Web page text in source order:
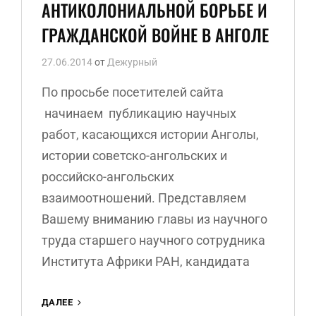
АНТИКОЛОНИАЛЬНОЙ БОРЬБЕ И
ГРАЖДАНСКОЙ ВОЙНЕ В АНГОЛЕ
27.06.2014отДежурный
По просьбе посетителей сайта
начинаем публикацию научных
работ, касающихся истории Анголы,
истории советско-ангольских и
российско-ангольских
взаимоотношений. Представляем
Вашему вниманию главы из научного
труда старшего научного сотрудника
Института Африки РАН, кандидата
ДАЛЕЕ